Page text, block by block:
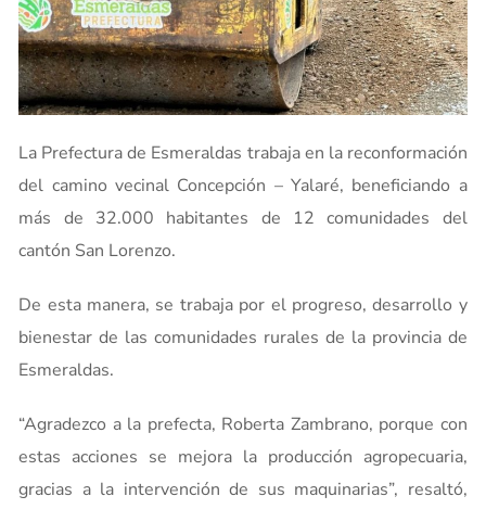
La Prefectura de Esmeraldas trabaja en la reconformación
del camino vecinal Concepción – Yalaré, beneficiando a
más de 32.000 habitantes de 12 comunidades del
cantón San Lorenzo.
De esta manera, se trabaja por el progreso, desarrollo y
bienestar de las comunidades rurales de la provincia de
Esmeraldas.
“Agradezco a la prefecta, Roberta Zambrano, porque con
estas acciones se mejora la producción agropecuaria,
gracias a la intervención de sus maquinarias”, resaltó,